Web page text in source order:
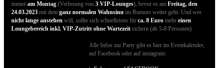
immer am Montag (Verlosung von 3 VIP-Lounges), bevor es am Freitag, den
24.03.2023 mit dem ganz normalen Wahnsinn im Rumors weiter geht. Und wer
nicht lange anstehen will, sollte sich schnellstens für ca. 8 Euro mehr einen
Loungebereich inkl. VIP-Zutritt ohne Wartezeit sichern (ab 5-8 Personen).
Alle Infos zur Party gibt es hier im Eventkalender,
auf Facebook oder auf instagram: